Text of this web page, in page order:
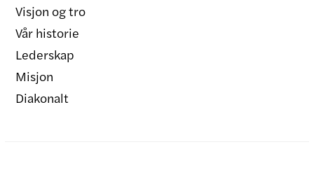
Visjon og tro
Vår historie
Lederskap
Misjon
Diakonalt